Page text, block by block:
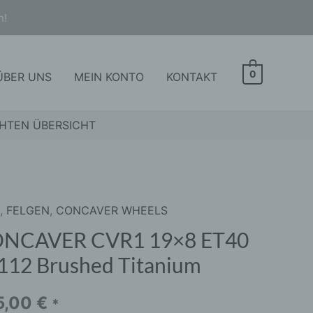
UNS MEIN KONTO KONTAKT 0
ÜBERSICHT
, FELGEN, CONCAVER WHEELS
CVR1 19×8 ET40
Brushed Titanium
€ *